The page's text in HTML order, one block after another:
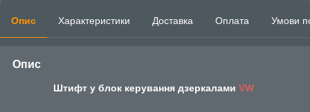
Опис Характеристики Доставка Оплата Умови
Опис
Штифт у блок керування дзеркалами VW